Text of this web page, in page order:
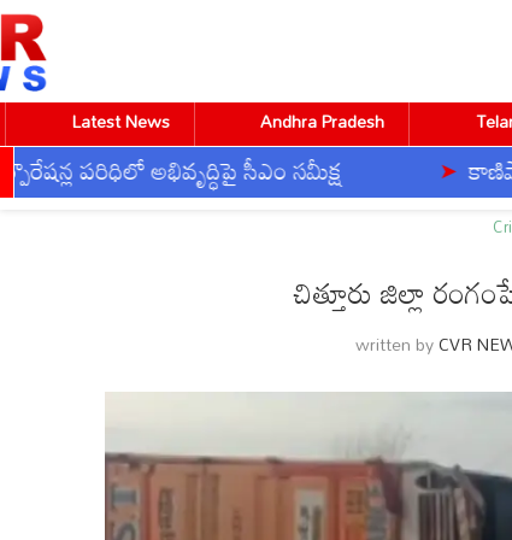
Latest News Andhra Pradesh
అభివృద్ధిపై సీఎం సమీక్ష కాణిపాక
CVR OM
TECHNOLOGY
Home Crime
చిత్తూరు జిల్లా రంగంపేట బ్రిడ్జి
చిత్తూరు జిల్లా
written byCVR